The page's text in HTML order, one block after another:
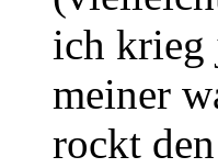
ich krieg
meiner
rockt